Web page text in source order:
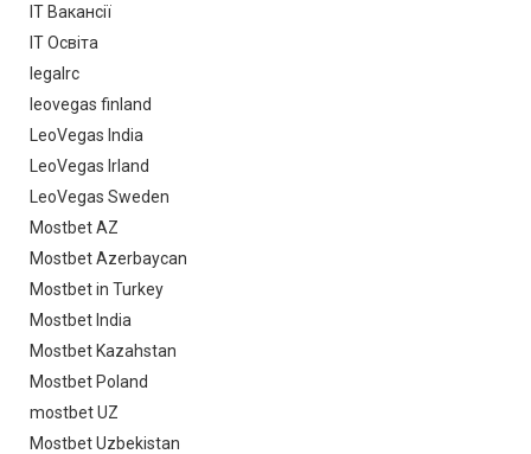
IT Вакансії
IT Освіта
legalrc
leovegas finland
LeoVegas India
LeoVegas Irland
LeoVegas Sweden
Mostbet AZ
Mostbet Azerbaycan
Mostbet in Turkey
Mostbet India
Mostbet Kazahstan
Mostbet Poland
mostbet UZ
Mostbet Uzbekistan